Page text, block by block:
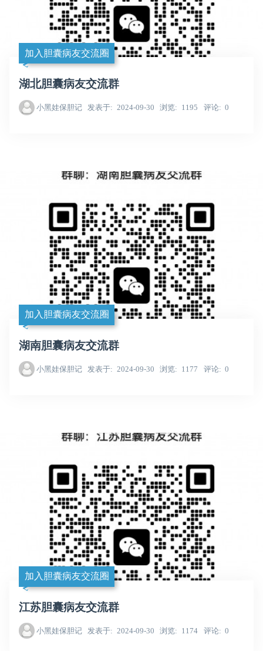
加入胆囊病友交流圈
湖北胆囊病友交流群
小黑娃保胆记 发表于 2024-09-30 浏览 1195 评论 0
加入胆囊病友交流圈
湖南胆囊病友交流群
小黑娃保胆记 发表于 2024-09-30 浏览 1177 评论 0
加入胆囊病友交流圈
江苏胆囊病友交流群
小黑娃保胆记 发表于 2024-09-30 浏览 1174 评论 0